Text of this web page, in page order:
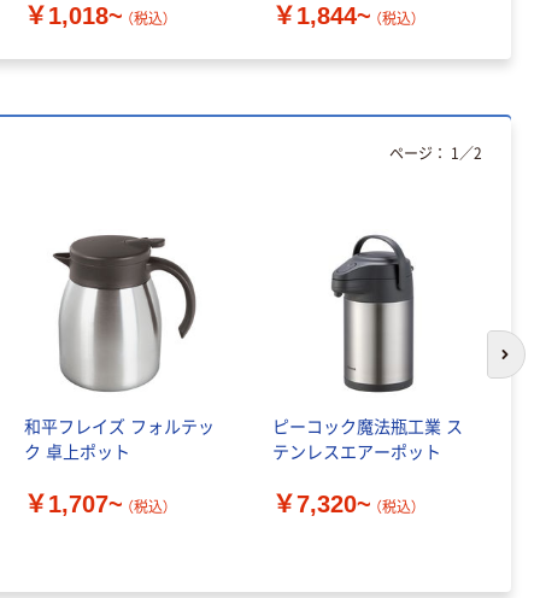
￥1,018~ （税込） ￥1,844~ （税込）
和平フレイズ フォルテッ
ク 卓上ポット
￥1,707~ （税込）
ピーコック魔法瓶工業 ス
テンレスエアーポット
￥7,320~ （税込）
ページ： 1 ／2
次